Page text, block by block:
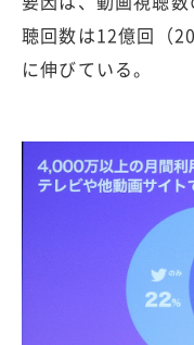
聴回数は12億回（
に伸びている。